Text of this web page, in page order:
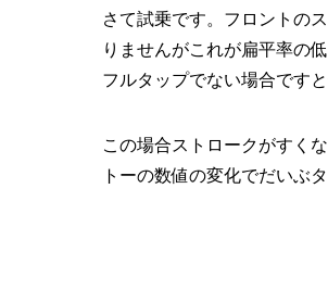
さて試乗です。フロントの
りませんがこれが扁平率の
フルタップでない場合です
この場合ストロークがすく
トーの数値の変化でだいぶ